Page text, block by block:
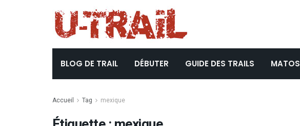
BLOG DE TRAIL DÉBUTER GUIDE DES TRAILS MATOS
Accueil Tag mexique